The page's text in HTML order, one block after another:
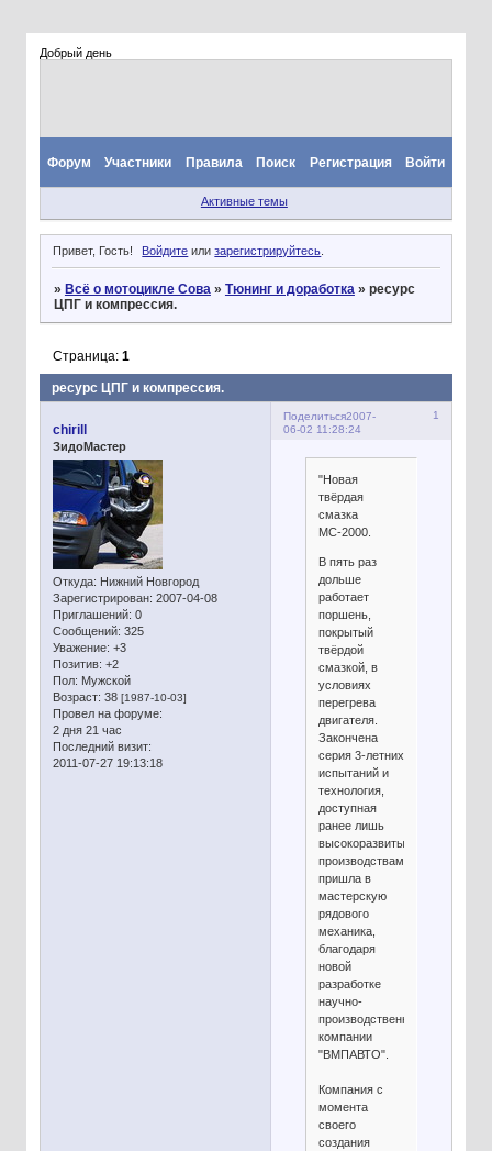
Добрый день
Форум Участники Правила Поиск Регистрация Войти
Активные темы
Привет, Гость! Войдите илизарегистрируйтесь.
» Всё о мотоцикле Сова » Тюнинг и доработка » ресурс
ЦПГ и компрессия.
ресурс ЦПГ и компрессия.
Страница: 1
Поделиться 1
2007-
06-02 11:28:24
chirill
ЗидоМастер
Откуда: Нижний Новгород
Зарегистрирован: 2007-04-08
Приглашений: 0
Сообщений: 325
Уважение: +3
Позитив: +2
Пол: Мужской
Возраст: 38 [1987-10-03]
Провел на форуме:
2 дня 21 час
Последний визит:
2011-07-27 19:13:18
"Новая
твёрдая
смазка
МС-2000.
В пять раз
дольше
работает
поршень,
покрытый
твёрдой
смазкой, в
условиях
перегрева
двигателя.
Закончена
серия 3-летних
испытаний и
технология,
доступная
ранее лишь
высокоразвитым
производствам,
пришла в
мастерскую
рядового
механика,
благодаря
новой
разработке
научно-
производственной
компании
"ВМПАВТО".
Компания с
момента
своего
создания